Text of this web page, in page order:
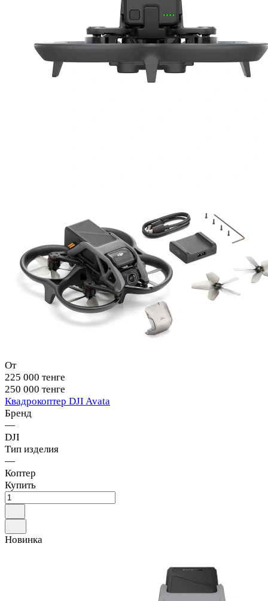
От
225 000 тенге
250 000 тенге
Квадрокоптер DJI Avata
Бренд
—
DJI
Тип изделия
—
Коптер
Купить
Новинка